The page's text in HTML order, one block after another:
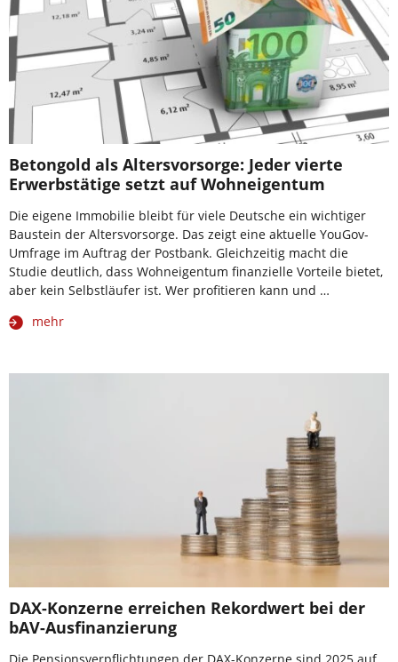
Betongold als Altersvorsorge: Jeder vierte
Erwerbstätige setzt auf Wohneigentum
Die eigene Immobilie bleibt für viele Deutsche ein wichtiger
Baustein der Altersvorsorge. Das zeigt eine aktuelle YouGov-
Umfrage im Auftrag der Postbank. Gleichzeitig macht die
Studie deutlich, dass Wohneigentum finanzielle Vorteile bietet,
aber kein Selbstläufer ist. Wer profitieren kann und …
mehr
DAX-Konzerne erreichen Rekordwert bei der
bAV-Ausfinanzierung